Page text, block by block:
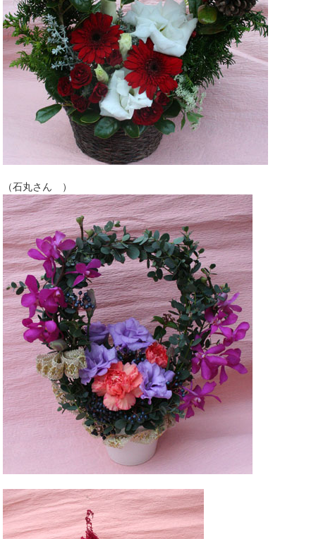
（石丸さん ）